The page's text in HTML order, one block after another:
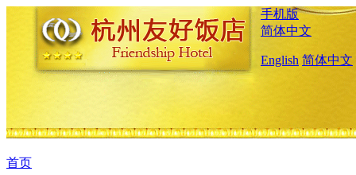
手机版
简体中文
English 简体中文
首页